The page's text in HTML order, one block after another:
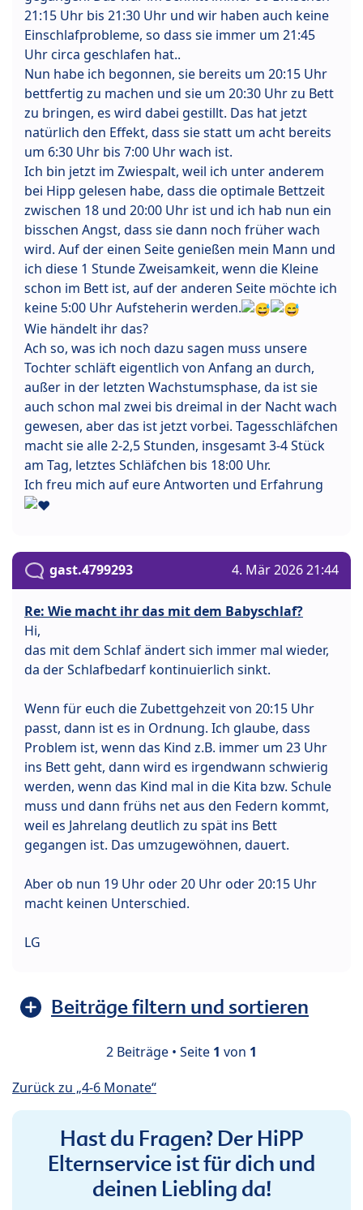
21:15 Uhr bis 21:30 Uhr und wir haben auch keine
Einschlafprobleme, so dass sie immer um 21:45
Uhr circa geschlafen hat..
Nun habe ich begonnen, sie bereits um 20:15 Uhr
bettfertig zu machen und sie um 20:30 Uhr zu Bett
zu bringen, es wird dabei gestillt. Das hat jetzt
natürlich den Effekt, dass sie statt um acht bereits
um 6:30 Uhr bis 7:00 Uhr wach ist.
Ich bin jetzt im Zwiespalt, weil ich unter anderem
bei Hipp gelesen habe, dass die optimale Bettzeit
zwischen 18 und 20:00 Uhr ist und ich hab nun ein
bisschen Angst, dass sie dann noch früher wach
wird. Auf der einen Seite genießen mein Mann und
ich diese 1 Stunde Zweisamkeit, wenn die Kleine
schon im Bett ist, auf der anderen Seite möchte ich
keine 5:00 Uhr Aufsteherin werden.
Wie händelt ihr das?
Ach so, was ich noch dazu sagen muss unsere
Tochter schläft eigentlich von Anfang an durch,
außer in der letzten Wachstumsphase, da ist sie
auch schon mal zwei bis dreimal in der Nacht wach
gewesen, aber das ist jetzt vorbei. Tagesschläfchen
macht sie alle 2-2,5 Stunden, insgesamt 3-4 Stück
am Tag, letztes Schläfchen bis 18:00 Uhr.
Ich freu mich auf eure Antworten und Erfahrung
gast.4799293 4. Mär 2026 21:44
Re: Wie macht ihr das mit dem Babyschlaf?
Hi,
das mit dem Schlaf ändert sich immer mal wieder,
da der Schlafbedarf kontinuierlich sinkt.
Wenn für euch die Zubettgehzeit von 20:15 Uhr
passt, dann ist es in Ordnung. Ich glaube, dass
Problem ist, wenn das Kind z.B. immer um 23 Uhr
ins Bett geht, dann wird es irgendwann schwierig
werden, wenn das Kind mal in die Kita bzw. Schule
muss und dann frühs net aus den Federn kommt,
weil es Jahrelang deutlich zu spät ins Bett
gegangen ist. Das umzugewöhnen, dauert.
Aber ob nun 19 Uhr oder 20 Uhr oder 20:15 Uhr
macht keinen Unterschied.
LG
Beiträge filtern und sortieren
2 Beiträge • Seite 1 von 1
Zurück zu „4-6 Monate“
Hast du Fragen? Der HiPP
Elternservice ist für dich und
deinen Liebling da!